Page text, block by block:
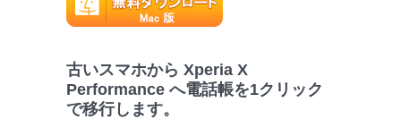
古いスマホから Xperia X
Performance へ電話帳を1クリック
で移行します。